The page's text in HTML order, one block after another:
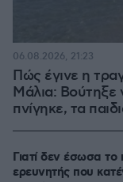
Πώς έγινε η
Μάλια: Βούτηξε
πνίγηκε, τα
06.08.2026, 21:23
Γιατί δεν έσωσα το
ερευνητής που